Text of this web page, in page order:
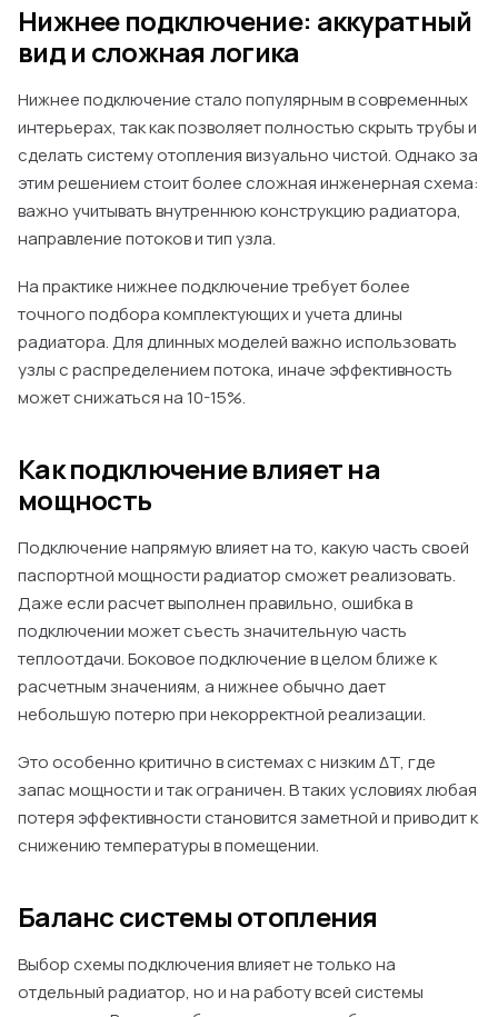
Нижнее подключение: аккуратный
вид и сложная логика
Нижнее подключение стало популярным в современных
интерьерах, так как позволяет полностью скрыть трубы и
сделать систему отопления визуально чистой. Однако за
этим решением стоит более сложная инженерная схема:
важно учитывать внутреннюю конструкцию радиатора,
направление потоков и тип узла.
На практике нижнее подключение требует более
точного подбора комплектующих и учета длины
радиатора. Для длинных моделей важно использовать
узлы с распределением потока, иначе эффективность
может снижаться на 10-15%.
Как подключение влияет на
мощность
Подключение напрямую влияет на то, какую часть своей
паспортной мощности радиатор сможет реализовать.
Даже если расчет выполнен правильно, ошибка в
подключении может съесть значительную часть
теплоотдачи. Боковое подключение в целом ближе к
расчетным значениям, а нижнее обычно дает
небольшую потерю при некорректной реализации.
Это особенно критично в системах с низким ΔT, где
запас мощности и так ограничен. В таких условиях любая
потеря эффективности становится заметной и приводит к
снижению температуры в помещении.
Баланс системы отопления
Выбор схемы подключения влияет не только на
отдельный радиатор, но и на работу всей системы